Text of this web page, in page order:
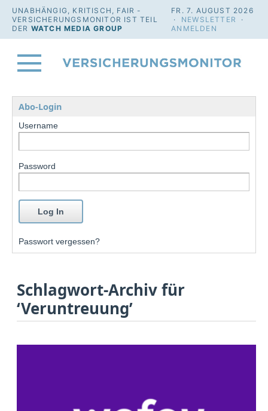
UNABHÄNGIG, KRITISCH, FAIR -
VERSICHERUNGSMONITOR IST TEIL
DER WATCH MEDIA GROUP
FR. 7. AUGUST 2026
· NEWSLETTER
·
ANMELDEN
Abo-Login
Username
Password
Passwort vergessen?
Schlagwort-Archiv für
‘Veruntreuung’